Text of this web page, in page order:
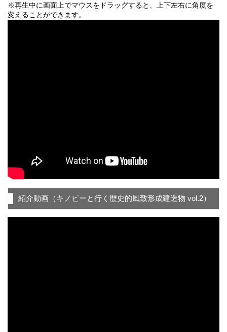
※再生中に画面上でマウスをドラッグすると、上下左右に角度を
変えることができます。
紹介動画（キノピーと行く歴史的風致形成建造物 vol.2）